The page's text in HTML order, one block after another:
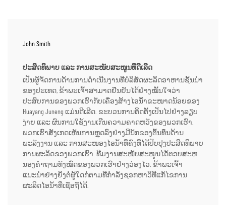
John Smith
ປະສິດທິພາບ ແລະ ການສະໜັບສະໜູນທີ່ດີເລີດ
ເປັນຜູ້ຈັດການດ້ານການດຳເນີນງານທີ່ບໍລິສັດຜະລິດອາຫານຊັ້ນນຳ
ຂອງປະເທດ, ຂ້າພະເຈົ້າສາມາດຢືນຢັນໄດ້ຢ່າງໝັ້ນໃຈວ່າ
ປະສົບການຂອງພວກເຮົາກັບເຄື່ອງສ້າງໄອນ້ຳຂະໜາດນ້ອຍຂອງ
Huayang Juneng ແມ່ນດີເລີດ. ຂະບວນການຕິດຕັ້ງເປັນໄປຢ່າງລຽບ
ງ່າຍ ແລະ ຜົນການໃຊ້ງານເກີນຄວາມຄາດຫວັງຂອງພວກເຮົາ.
ພວກເຮົາສັງເກດເຫັນການຫຼຸດລົງຢ່າງມີນັກຂອງຕົ້ນທຶນດ້ານ
ພະລັງງານ ແລະ ການສະໜອງໄອນ້ຳທີ່ຄົງທີ່ໄດ້ປັບປຸງປະສິດທິພາບ
ການຜະລິດຂອງພວກເຮົາ. ທີມງານສະໜັບສະໜູນໄດ້ຕອບສະຫ
ນອງຄຳຖາມທັງໝົດຂອງພວກເຮົາຢ່າງວ່ອງໄວ. ຂ້າພະເຈົ້າ
ແນະນຳຢ່າງຍິ່ງຕໍ່ຜູ້ໃດກໍຕາມທີ່ກຳລັງຊອກຫາວິທີແກ້ໄຂການ
ຜະລິດໄອນ້ຳທີ່ເຊື່ອຖືໄດ້.